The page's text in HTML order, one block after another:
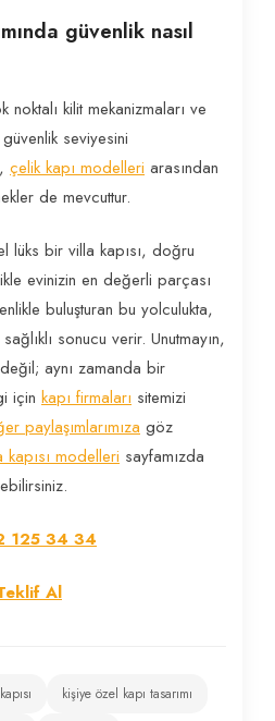
güvenlik nasıl
noktalı kilit mekanizmaları ve
seviyesini
çelik kapı modelleri arasından
de mevcuttur.
lüks bir villa kapısı, doğru
evinizin en değerli parçası
buluşturan bu yolculukta,
sonucu verir. Unutmayın,
aynı zamanda bir
için kapı firmaları sitemizi
paylaşımlarımıza göz
kapısı modelleri sayfamızda
125 34 34
Al
kişiye özel kapı tasarımı